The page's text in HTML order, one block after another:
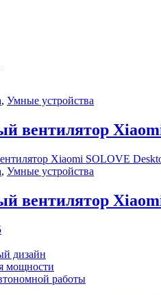
, Умные устройства
вентилятор
, Умные устройства
вентилятор
дизайн
мощности
работы